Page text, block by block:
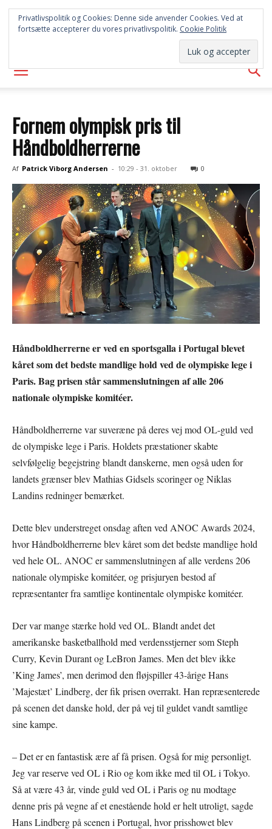
SYD
AVISEN
Fornem olympisk pris til
Håndboldherrerne
Af Patrick Viborg Andersen - 10:29 - 31. oktober 0
Håndboldherrerne er ved en sportsgalla i Portugal blevet
kåret som det bedste mandlige hold ved de olympiske lege i
Paris. Bag prisen står sammenslutningen af alle 206
nationale olympiske komitéer.
Håndboldherrerne var suveræne på deres vej mod OL-guld ved
de olympiske lege i Paris. Holdets præstationer skabte
selvfølgelig begejstring blandt danskerne, men også uden for
landets grænser blev Mathias Gidsels scoringer og Niklas
Landins redninger bemærket.
Dette blev understreget onsdag aften ved ANOC Awards 2024,
hvor Håndboldherrerne blev kåret som det bedste mandlige hold
ved hele OL. ANOC er sammenslutningen af alle verdens 206
nationale olympiske komitéer, og prisjuryen bestod af
repræsentanter fra samtlige kontinentale olympiske komitéer.
Der var mange stærke hold ved OL. Blandt andet det
amerikanske basketballhold med verdensstjerner som Steph
Curry, Kevin Durant og LeBron James. Men det blev ikke
’King James’, men derimod den fløjspiller 43-årige Hans
’Majestæt’ Lindberg, der fik prisen overrakt. Han repræsenterede
på scenen det danske hold, der på vej til guldet vandt samtlige
sine kampe.
– Det er en fantastisk ære af få prisen. Også for mig personligt.
Jeg var reserve ved OL i Rio og kom ikke med til OL i Tokyo.
Så at være 43 år, vinde guld ved OL i Paris og nu modtage
denne pris på vegne af et enestående hold er helt utroligt, sagde
Hans Lindberg på scenen i Portugal, hvor prisshowet blev
Privatlivspolitik og Cookies: Denne side anvender Cookies. Ved at
fortsætte accepterer du vores privatlivspolitik. Cookie Politik